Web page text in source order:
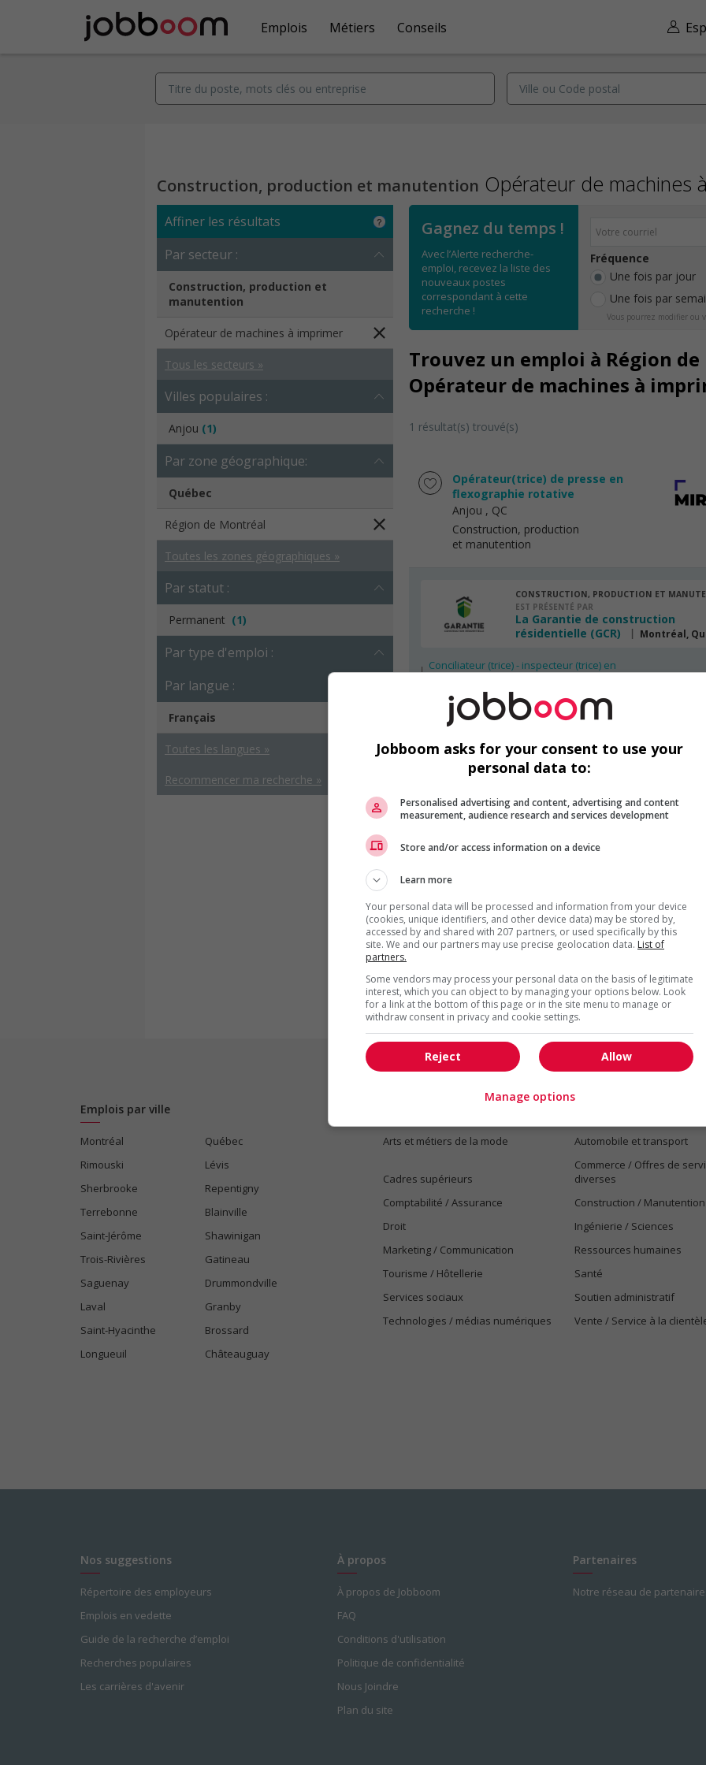
Emplois Métiers Conseils
Construction, production et manutention Opérateur de machines
Affiner les résultats
Par secteur :
Construction, production et
manutention
Opérateur de machines à imprimer
Tous les secteurs »
Villes populaires :
Anjou (1)
Par zone géographique:
Québec
Région de Montréal
Toutes les zones géographiques »
Par statut :
Permanent (1)
Par type d'emploi :
Par langue :
Français
Toutes les langues »
Recommencer ma recherche »
Gagnez du temps !
Avec l’Alerte recherche-
emploi, recevez la liste des
nouveaux postes
correspondant à cette
recherche !
Fréquence
Une fois par jour
Une fois par
Vous pourrez modifier ou
Trouvez un emploi à Région
Opérateur de machines à
1 résultat(s) trouvé(s)
Opérateur(trice) de presse en
flexographie rotative
Anjou , QC
Construction, production
et manutention
CONSTRUCTION, PRODUCTION ET
EST PRÉSENTÉ PAR
La Garantie de construction
résidentielle (GCR)
Montréal,
Conciliateur (trice) - inspecteur (trice) en
construction résidentielle
Conciliateur (trice) - inspecteur (trice) en
construction résidentielle
1 - 1 de 1 résultats
Emplois par ville
Montréal
Québec
Rimouski
Lévis
Sherbrooke
Repentigny
Terrebonne
Blainville
Saint-Jérôme
Shawinigan
Trois-Rivières
Gatineau
Saguenay
Drummondville
Laval
Granby
Saint-Hyacinthe
Brossard
Longueuil
Châteauguay
Arts et métiers de la mode Automobile et transport
Cadres supérieurs
Commerce / Offres de
diverses
Comptabilité / Assurance
Construction / Manutention
Droit
Ingénierie / Sciences
Marketing / Communication
Ressources humaines
Tourisme / Hôtellerie
Santé
Services sociaux
Soutien administratif
Technologies / médias numériques
Vente / Service à la
Nos suggestions
Répertoire des employeurs
Emplois en vedette
Guide de la recherche d’emploi
Recherches populaires
Les carrières d'avenir
À propos
À propos de Jobboom
FAQ
Conditions d'utilisation
Politique de confidentialité
Nous Joindre
Plan du site
Partenaires
Notre réseau de
Jobboom asks for your consent to use your
personal data to:
Personalised advertising and content, advertising and content
measurement, audience research and services development
Store and/or access information on a device
Learn more
Your personal data will be processed and information from your device
(cookies, unique identifiers, and other device data) may be stored by,
accessed by and shared with 207 partners, or used specifically by this
site. We and our partners may use precise geolocation data. List of
partners.
Some vendors may process your personal data on the basis of legitimate
interest, which you can object to by managing your options below. Look
for a link at the bottom of this page or in the site menu to manage or
withdraw consent in privacy and cookie settings.
Allow
Reject
Manage options